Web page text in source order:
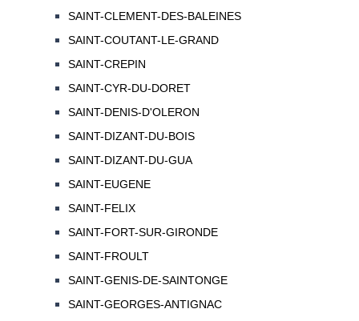
SAINT-CLEMENT-DES-BALEINES
SAINT-COUTANT-LE-GRAND
SAINT-CREPIN
SAINT-CYR-DU-DORET
SAINT-DENIS-D'OLERON
SAINT-DIZANT-DU-BOIS
SAINT-DIZANT-DU-GUA
SAINT-EUGENE
SAINT-FELIX
SAINT-FORT-SUR-GIRONDE
SAINT-FROULT
SAINT-GENIS-DE-SAINTONGE
SAINT-GEORGES-ANTIGNAC